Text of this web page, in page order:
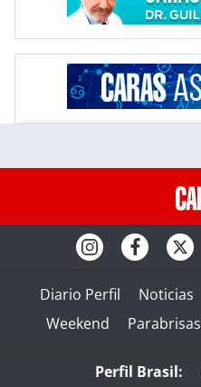
Diario Perfil Noticias
Weekend
Parabrisas
Perfil Brasil: